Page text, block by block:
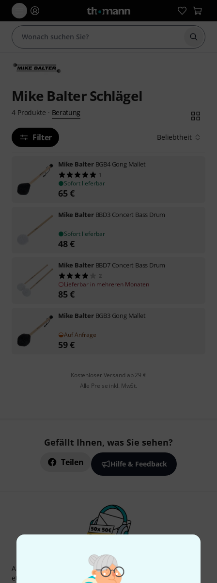
Suche
Mike Balter Schlägel
4 Produkte · Beratung
Filter Beliebtheit
Mike Balter BGB4 Gong Mallet
1
Sofort lieferbar
65€
Mike Balter BBD3 Concert Bass Drum
Sofort lieferbar
48€
Mike Balter BBD7 Concert Bass Drum
2
Lieferbar in mehreren Monaten
85€
Mike Balter BGB3 Gong Mallet
Auf Anfrage
59€
Kostenloser Versand ab 29 €
Alle Preise inkl. MwSt.
Gefällt Ihnen, was Sie sehen?
Teilen Hilfe & Feedback
Thomann Newsletter
Abonniere den Thomann Newsletter und gewinne mit
etwas Glück einen von50 Gutscheinen